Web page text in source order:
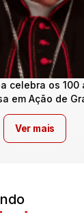
celebra os 100
em Ação de
Ver mais